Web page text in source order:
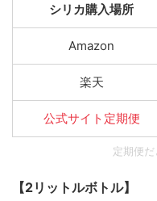
シリカ購入場所
Amazon
楽天
公式サイト定期便
定期便だ
【2リットルボトル】